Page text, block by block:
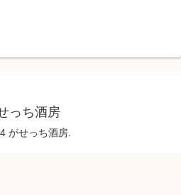
っち酒房
がせっち酒房.